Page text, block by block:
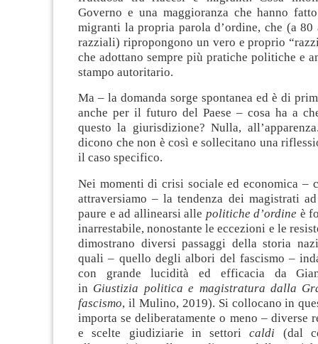
Governo e una maggioranza che hanno
migranti la propria parola d’ordine, che (a
razziali) ripropongono un vero e proprio
che adottano sempre più pratiche politiche e
stampo autoritario.
Ma – la domanda sorge spontanea ed è di
anche per il futuro del Paese – cosa ha a
questo la giurisdizione? Nulla,
dicono che non è così e sollecitano una
il caso specifico.
Nei momenti di crisi sociale ed economica –
attraversiamo – la tendenza dei magistrati
paure e ad allinearsi alle politiche d’ordine è
inarrestabile, nonostante le eccezioni e le
dimostrano diversi passaggi della storia
quali – quello degli albori del fascismo –
con grande lucidità ed efficacia da
in Giustizia politica e magistratura dalla
fascismo, il Mulino, 2019). Si collocano in
importa se deliberatamente o meno – diverse
e scelte giudiziarie in settoricaldi (dal